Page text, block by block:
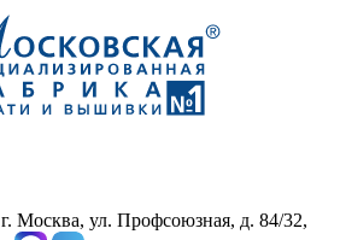
г. Москва, ул. Профсоюзная, д. 84/32,